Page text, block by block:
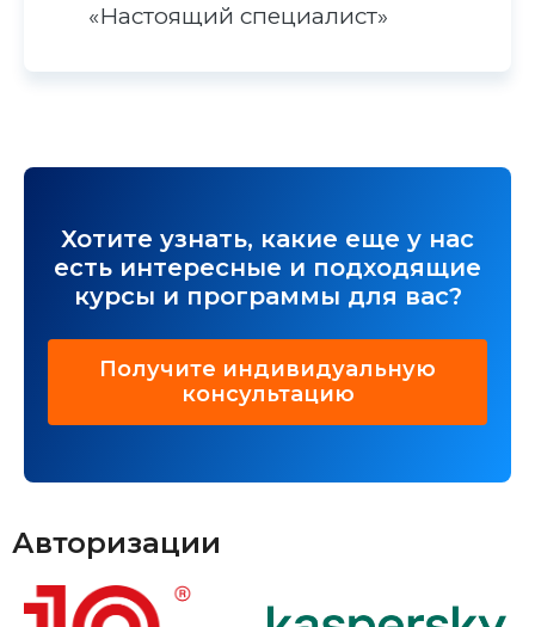
«Настоящий специалист»
Хотите узнать, какие еще у нас
есть интересные и подходящие
курсы и программы для вас?
Получите индивидуальную
консультацию
Авторизации